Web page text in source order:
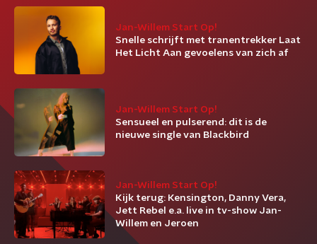
Jan-Willem Start Op!
Snelle schrijft met tranentrekker Laat
Het Licht Aan gevoelens van zich af
Jan-Willem Start Op!
Sensueel en pulserend: dit is de
nieuwe single van Blackbird
Jan-Willem Start Op!
Kijk terug: Kensington, Danny Vera,
Jett Rebel e.a. live in tv-show Jan-
Willem en Jeroen